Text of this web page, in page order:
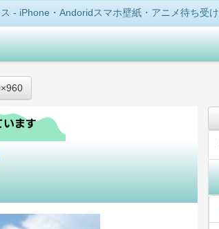
- iPhone・Andoridスマホ壁紙・アニメ待ち受け